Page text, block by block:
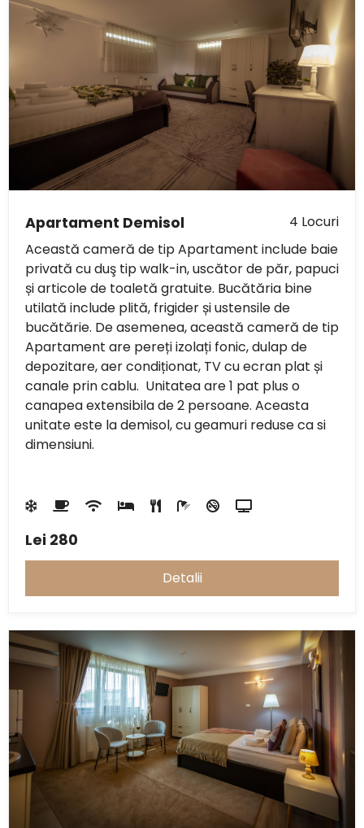
Apartament Demisol
4 Locuri
Această cameră de tip Apartament include baie
privată cu duş tip walk-in, uscător de păr, papuci
și articole de toaletă gratuite. Bucătăria bine
utilată include plită, frigider și ustensile de
bucătărie. De asemenea, această cameră de tip
Apartament are pereți izolați fonic, dulap de
depozitare, aer condiționat, TV cu ecran plat și
canale prin cablu. Unitatea are 1 pat plus o
canapea extensibila de 2 persoane. Aceasta
unitate este la demisol, cu geamuri reduse ca si
dimensiuni.
Lei 280
Detalii